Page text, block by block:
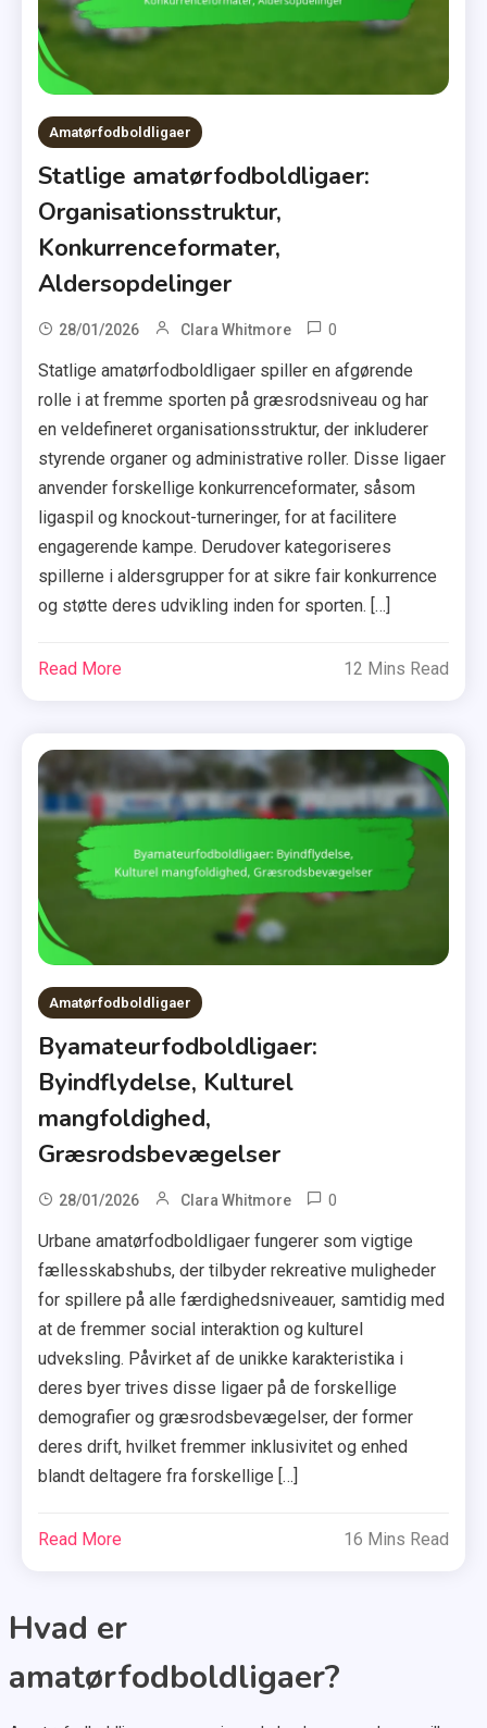
Amatørfodboldligaer
Statlige amatørfodboldligaer:
Organisationsstruktur,
Konkurrenceformater,
Aldersopdelinger
28/01/2026 Clara Whitmore 0
Statlige amatørfodboldligaer spiller en afgørende
rolle i at fremme sporten på græsrodsniveau og har
en veldefineret organisationsstruktur, der inkluderer
styrende organer og administrative roller. Disse ligaer
anvender forskellige konkurrenceformater, såsom
ligaspil og knockout-turneringer, for at facilitere
engagerende kampe. Derudover kategoriseres
spillerne i aldersgrupper for at sikre fair konkurrence
og støtte deres udvikling inden for sporten. […]
Read More 12 Mins Read
Amatørfodboldligaer
Byamateurfodboldligaer:
Byindflydelse, Kulturel
mangfoldighed,
Græsrodsbevægelser
28/01/2026 Clara Whitmore 0
Urbane amatørfodboldligaer fungerer som vigtige
fællesskabshubs, der tilbyder rekreative muligheder
for spillere på alle færdighedsniveauer, samtidig med
at de fremmer social interaktion og kulturel
udveksling. Påvirket af de unikke karakteristika i
deres byer trives disse ligaer på de forskellige
demografier og græsrodsbevægelser, der former
deres drift, hvilket fremmer inklusivitet og enhed
blandt deltagere fra forskellige […]
Read More 16 Mins Read
Hvad er
amatørfodboldligaer?